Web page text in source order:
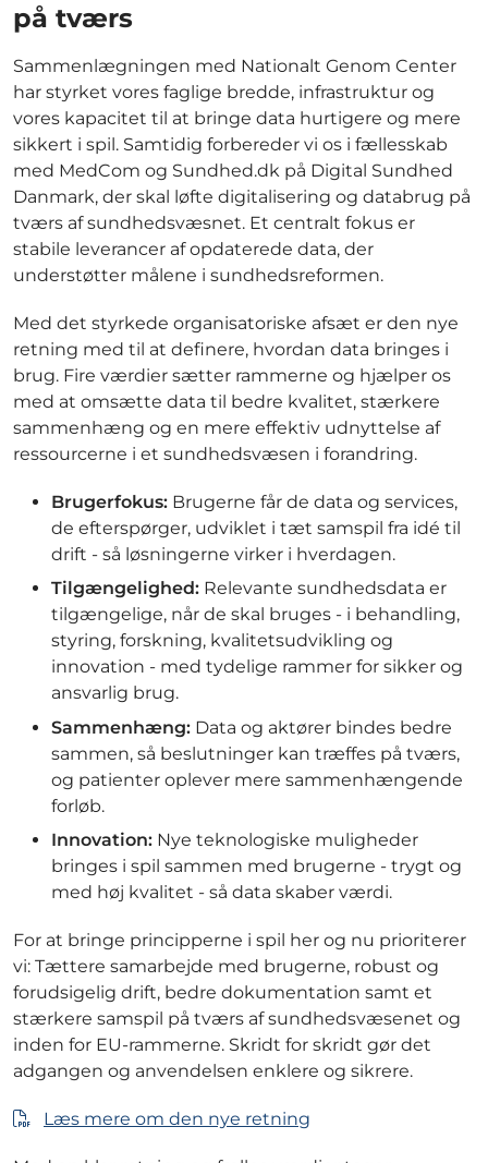
på tværs
Sammenlægningen med Nationalt Genom Center
har styrket vores faglige bredde, infrastruktur og
vores kapacitet til at bringe data hurtigere og mere
sikkert i spil. Samtidig forbereder vi os i fællesskab
med MedCom og Sundhed.dk på Digital Sundhed
Danmark, der skal løfte digitalisering og databrug på
tværs af sundhedsvæsnet. Et centralt fokus er
stabile leverancer af opdaterede data, der
understøtter målene i sundhedsreformen.
Med det styrkede organisatoriske afsæt er den nye
retning med til at definere, hvordan data bringes i
brug. Fire værdier sætter rammerne og hjælper os
med at omsætte data til bedre kvalitet, stærkere
sammenhæng og en mere effektiv udnyttelse af
ressourcerne i et sundhedsvæsen i forandring.
Brugerfokus: Brugerne får de data og services,
de efterspørger, udviklet i tæt samspil fra idé til
drift - så løsningerne virker i hverdagen.
Tilgængelighed: Relevante sundhedsdata er
tilgængelige, når de skal bruges - i behandling,
styring, forskning, kvalitetsudvikling og
innovation - med tydelige rammer for sikker og
ansvarlig brug.
Sammenhæng: Data og aktører bindes bedre
sammen, så beslutninger kan træffes på tværs,
og patienter oplever mere sammenhængende
forløb.
Innovation: Nye teknologiske muligheder
bringes i spil sammen med brugerne - trygt og
med høj kvalitet - så data skaber værdi.
For at bringe principperne i spil her og nu prioriterer
vi: Tættere samarbejde med brugerne, robust og
forudsigelig drift, bedre dokumentation samt et
stærkere samspil på tværs af sundhedsvæsenet og
inden for EU-rammerne. Skridt for skridt gør det
adgangen og anvendelsen enklere og sikrere.
Læs mere om den nye retning